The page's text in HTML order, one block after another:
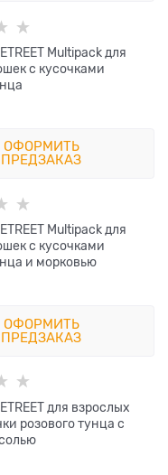
Multipack для
с кусочками
ОФОРМИТЬ
ПРЕДЗАКАЗ
Multipack для
с кусочками
и морковью
ОФОРМИТЬ
ПРЕДЗАКАЗ
для взрослых
розового тунца с